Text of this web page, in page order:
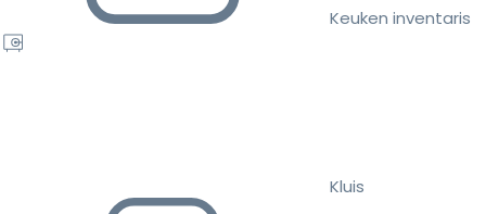
Keuken inventaris
Kluis